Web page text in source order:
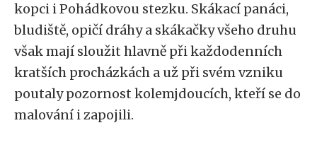
kopci i Pohádkovou stezku. Skákací panáci,
bludiště, opičí dráhy a skákačky všeho druhu
však mají sloužit hlavně při každodenních
kratších procházkách a už při svém vzniku
poutaly pozornost kolemjdoucích, kteří se do
malování i zapojili.